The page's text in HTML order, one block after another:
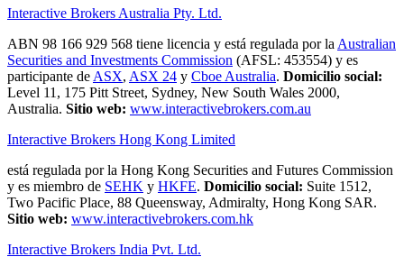
Interactive Brokers Australia Pty. Ltd.
ABN 98 166 929 568 tiene licencia y está regulada por la Australian
Securities and Investments Commission (AFSL: 453554) y es
participante de ASX, ASX 24 y Cboe Australia. Domicilio social:
Level 11, 175 Pitt Street, Sydney, New South Wales 2000,
Australia. Sitio web: www.interactivebrokers.com.au
Interactive Brokers Hong Kong Limited
está regulada por la Hong Kong Securities and Futures Commission
y es miembro de SEHK y HKFE. Domicilio social: Suite 1512,
Two Pacific Place, 88 Queensway, Admiralty, Hong Kong SAR.
Sitio web: www.interactivebrokers.com.hk
Interactive Brokers India Pvt. Ltd.